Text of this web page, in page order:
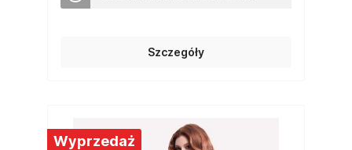
Szczegóły
Wyprzedaż